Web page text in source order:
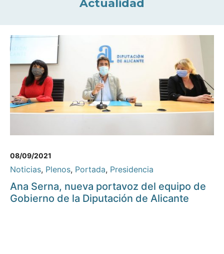
Actualidad
08/09/2021
Noticias, Plenos, Portada, Presidencia
Ana Serna, nueva portavoz del equipo de
Gobierno de la Diputación de Alicante